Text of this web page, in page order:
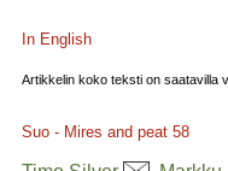
In English
Artikkelin koko teksti on saatavilla
Suo - Mires and peat 58